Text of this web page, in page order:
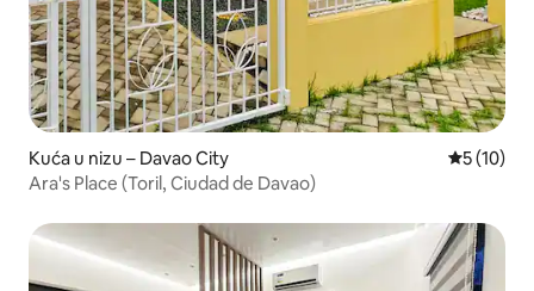
Kuća u nizu – Davao City Prosječna
5 (10)
Ara's Place (Toril, Ciudad de Davao)